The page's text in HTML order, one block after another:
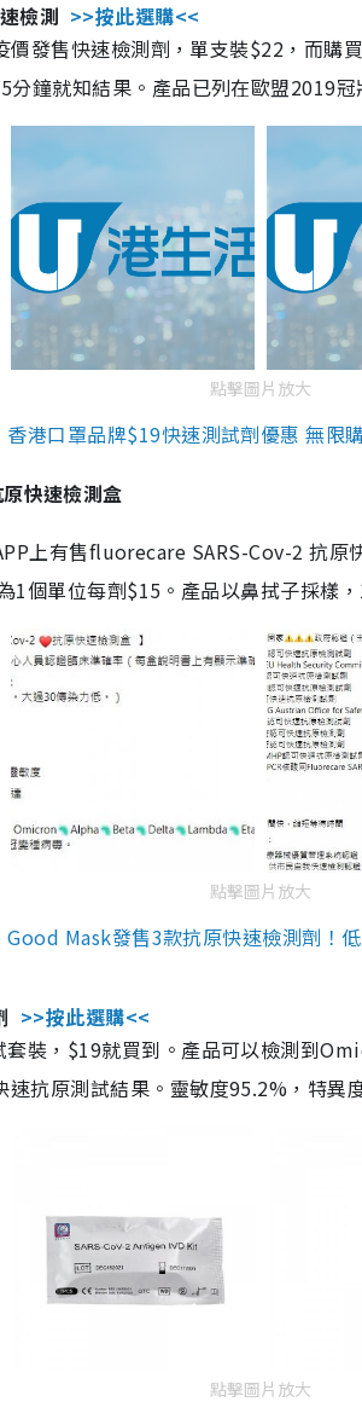
檢測 >>按此選購<<
價發售快速檢測劑，單支裝$22，而購
鐘就知結果。產品已列在歐盟2019
點擊圖片放大
港口罩品牌$19快速測試劑優惠 無限
快速檢測盒
上有售fluorecare SARS-Cov-2 抗原
1個單位每劑$15。產品以鼻拭子採樣
點擊圖片放大
Mask發售3款抗原快速檢測劑！
>>按此選購<<
套裝，$19就買到。產品可以檢測到
抗原測試結果。靈敏度95.2%，特異
點擊圖片放大